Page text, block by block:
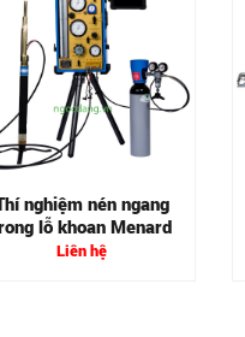
nghiệm nén ngang
lỗ khoan Menard
Liên hệ